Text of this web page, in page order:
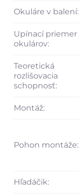
Okuláre v balení:
Upínací priemer
okulárov:
Teoretická
rozlišovacia
schopnosť:
Montáž:
Pohon montáže:
Hľadáčik: